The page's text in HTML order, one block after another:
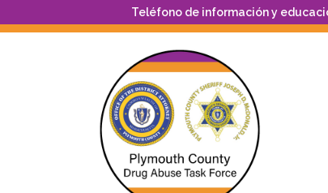
Teléfono de información y